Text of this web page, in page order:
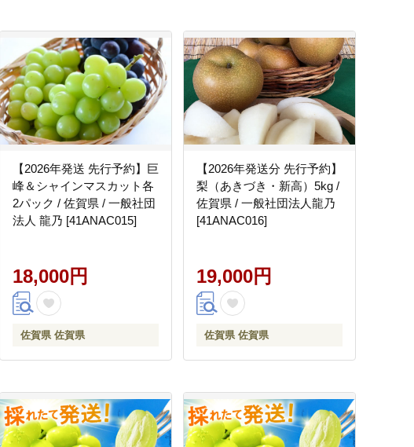
【2026年発送 先行予約】巨
峰＆シャインマスカット各
2パック / 佐賀県 / 一般社団
法人 龍乃 [41ANAC015]
18,000円
佐賀県 佐賀県
【2026年発送分 先行予約】
梨（あきづき・新高）5kg /
佐賀県 / 一般社団法人龍乃
[41ANAC016]
19,000円
佐賀県 佐賀県